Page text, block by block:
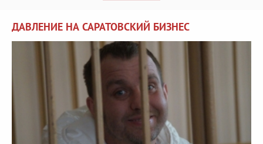
ДАВЛЕНИЕ НА САРАТОВСКИЙ БИЗНЕС